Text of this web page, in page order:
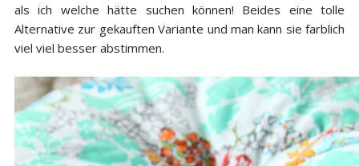
als ich welche hätte suchen können! Beides eine tolle
Alternative zur gekauften Variante und man kann sie farblich
viel viel besser abstimmen.